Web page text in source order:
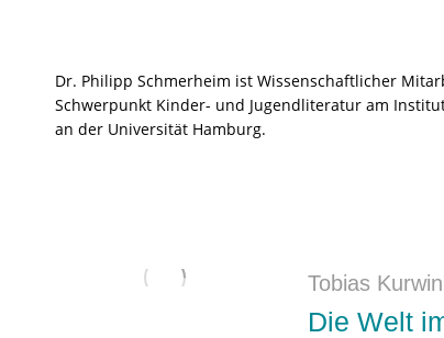
Dr. Philipp Schmerheim ist Wissenschaftlicher
Schwerpunkt Kinder- und Jugendliteratur am
an der Universität Hamburg.
Tobias
Die Welt